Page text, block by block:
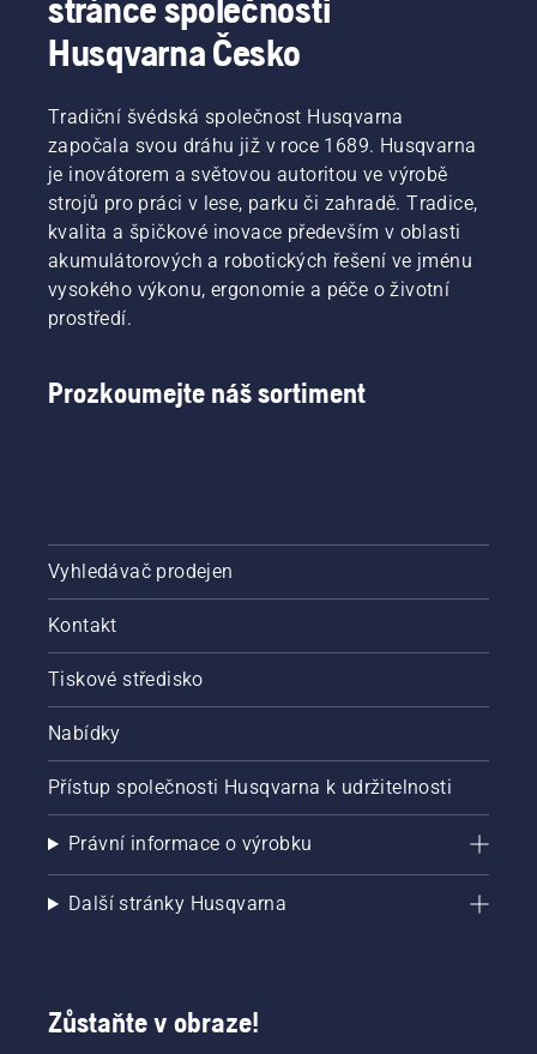
Existují
dva
způsoby
oleje,
oba jsou
ukázány
v tomto
videu.
životnost
lišty
a řetězu.
pokynů
v tomto
krátkém
videu se
dozvíte,
jak
zkontrolovat,
zda
vaší pily
funguje
Spusťte
řetězovou
pilu
brzda
otáčky
motoru
řetězové
pily
od
znamená,
stránce společnosti
Husqvarna Česko
Tradiční švédská společnost Husqvarna
započala svou dráhu již v roce 1689. Husqvarna
je inovátorem a světovou autoritou ve výrobě
strojů pro práci v lese, parku či zahradě. Tradice,
kvalita a špičkové inovace především v oblasti
akumulátorových a robotických řešení ve jménu
vysokého výkonu, ergonomie a péče o životní
prostředí.
Prozkoumejte náš sortiment
Vyhledávač prodejen
Kontakt
Tiskové středisko
Nabídky
Přístup společnosti Husqvarna k udržitelnosti
Právní informace o výrobku
Další stránky Husqvarna
Zůstaňte v obraze!